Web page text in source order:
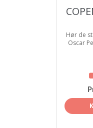
Hør de
Oscar